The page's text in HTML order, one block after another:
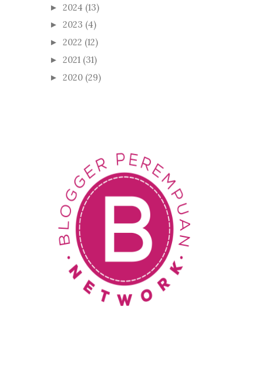
► 2024 (13)
► 2023 (4)
► 2022 (12)
► 2021 (31)
► 2020 (29)